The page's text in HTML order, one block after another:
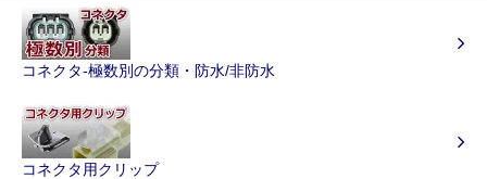
コネクタ-極数別の分類・防水/非防水
コネクタ用クリップ